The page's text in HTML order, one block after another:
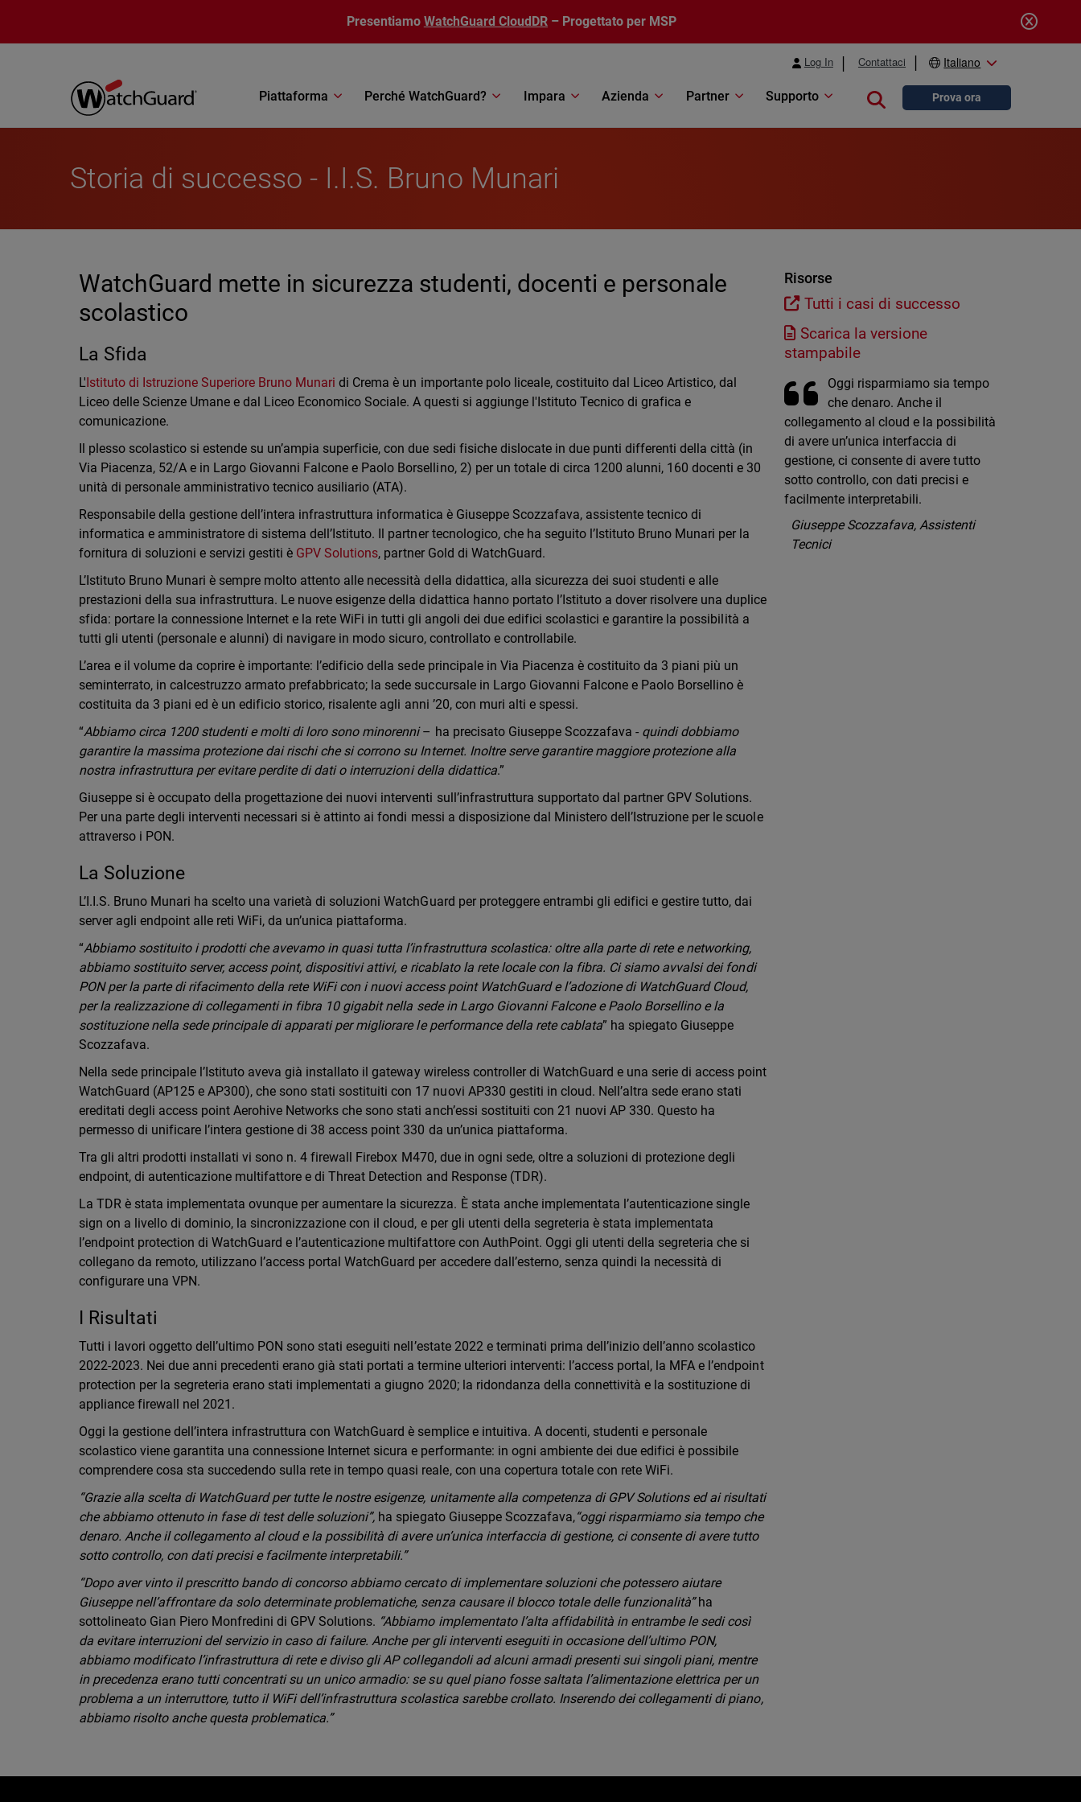
Presentiamo WatchGuard CloudDR – Progettato per MSP
Log In Contattaci Italiano
Piattaforma Perché WatchGuard? Impara Azienda Partner Supporto Close searchProva ora
Storia di successo - I.I.S. Bruno Munari
WatchGuard mette in sicurezza studenti, docenti e personale
scolastico
La Sfida
L'Istituto di Istruzione Superiore Bruno Munari di Crema è un importante polo liceale, costituito dal Liceo Artistico, dal
Liceo delle Scienze Umane e dal Liceo Economico Sociale. A questi si aggiunge l'Istituto Tecnico di grafica e
comunicazione.
Il plesso scolastico si estende su un’ampia superficie, con due sedi fisiche dislocate in due punti differenti della città (in
Via Piacenza, 52/A e in Largo Giovanni Falcone e Paolo Borsellino, 2) per un totale di circa 1200 alunni, 160 docenti e 30
unità di personale amministrativo tecnico ausiliario (ATA).
Responsabile della gestione dell’intera infrastruttura informatica è Giuseppe Scozzafava, assistente tecnico di
informatica e amministratore di sistema dell’Istituto. Il partner tecnologico, che ha seguito l’Istituto Bruno Munari per la
fornitura di soluzioni e servizi gestiti è GPV Solutions, partner Gold di WatchGuard.
L’Istituto Bruno Munari è sempre molto attento alle necessità della didattica, alla sicurezza dei suoi studenti e alle
prestazioni della sua infrastruttura. Le nuove esigenze della didattica hanno portato l’Istituto a dover risolvere una duplice
sfida: portare la connessione Internet e la rete WiFi in tutti gli angoli dei due edifici scolastici e garantire la possibilità a
tutti gli utenti (personale e alunni) di navigare in modo sicuro, controllato e controllabile.
L’area e il volume da coprire è importante: l’edificio della sede principale in Via Piacenza è costituito da 3 piani più un
seminterrato, in calcestruzzo armato prefabbricato; la sede succursale in Largo Giovanni Falcone e Paolo Borsellino è
costituita da 3 piani ed è un edificio storico, risalente agli anni ’20, con muri alti e spessi.
“Abbiamo circa 1200 studenti e molti di loro sono minorenni– ha precisato Giuseppe Scozzafava - quindi dobbiamo
garantire la massima protezione dai rischi che si corrono su Internet. Inoltre serve garantire maggiore protezione alla
nostra infrastruttura per evitare perdite di dati o interruzioni della didattica.”
Giuseppe si è occupato della progettazione dei nuovi interventi sull’infrastruttura supportato dal partner GPV Solutions.
Per una parte degli interventi necessari si è attinto ai fondi messi a disposizione dal Ministero dell’Istruzione per le scuole
attraverso i PON.
La Soluzione
L’I.I.S. Bruno Munari ha scelto una varietà di soluzioni WatchGuard per proteggere entrambi gli edifici e gestire tutto, dai
server agli endpoint alle reti WiFi, da un’unica piattaforma.
“Abbiamo sostituito i prodotti che avevamo in quasi tutta l’infrastruttura scolastica: oltre alla parte di rete e networking,
abbiamo sostituito server, access point, dispositivi attivi, e ricablato la rete locale con la fibra. Ci siamo avvalsi dei fondi
PON per la parte di rifacimento della rete WiFi con i nuovi access point WatchGuard e l’adozione di WatchGuard Cloud,
per la realizzazione di collegamenti in fibra 10 gigabit nella sede in Largo Giovanni Falcone e Paolo Borsellino e la
sostituzione nella sede principale di apparati per migliorare le performance della rete cablata” ha spiegato Giuseppe
Scozzafava.
Nella sede principale l’Istituto aveva già installato il gateway wireless controller di WatchGuard e una serie di access point
WatchGuard (AP125 e AP300), che sono stati sostituiti con 17 nuovi AP330 gestiti in cloud. Nell’altra sede erano stati
ereditati degli access point Aerohive Networks che sono stati anch’essi sostituiti con 21 nuovi AP 330. Questo ha
permesso di unificare l’intera gestione di 38 access point 330 da un’unica piattaforma.
Tra gli altri prodotti installati vi sono n. 4 firewall Firebox M470, due in ogni sede, oltre a soluzioni di protezione degli
endpoint, di autenticazione multifattore e di Threat Detection and Response (TDR).
La TDR è stata implementata ovunque per aumentare la sicurezza. È stata anche implementata l’autenticazione single
sign on a livello di dominio, la sincronizzazione con il cloud, e per gli utenti della segreteria è stata implementata
l’endpoint protection di WatchGuard e l’autenticazione multifattore con AuthPoint. Oggi gli utenti della segreteria che si
collegano da remoto, utilizzano l’access portal WatchGuard per accedere dall’esterno, senza quindi la necessità di
configurare una VPN.
I Risultati
Tutti i lavori oggetto dell’ultimo PON sono stati eseguiti nell’estate 2022 e terminati prima dell’inizio dell’anno scolastico
2022-2023. Nei due anni precedenti erano già stati portati a termine ulteriori interventi: l’access portal, la MFA e l’endpoint
protection per la segreteria erano stati implementati a giugno 2020; la ridondanza della connettività e la sostituzione di
appliance firewall nel 2021.
Oggi la gestione dell’intera infrastruttura con WatchGuard è semplice e intuitiva. A docenti, studenti e personale
scolastico viene garantita una connessione Internet sicura e performante: in ogni ambiente dei due edifici è possibile
comprendere cosa sta succedendo sulla rete in tempo quasi reale, con una copertura totale con rete WiFi.
“Grazie alla scelta di WatchGuard per tutte le nostre esigenze, unitamente alla competenza di GPV Solutions ed ai risultati
che abbiamo ottenuto in fase di test delle soluzioni”, ha spiegato Giuseppe Scozzafava,“oggi risparmiamo sia tempo che
denaro. Anche il collegamento al cloud e la possibilità di avere un’unica interfaccia di gestione, ci consente di avere tutto
sotto controllo, con dati precisi e facilmente interpretabili.”
“Dopo aver vinto il prescritto bando di concorso abbiamo cercato di implementare soluzioni che potessero aiutare
Giuseppe nell’affrontare da solo determinate problematiche, senza causare il blocco totale delle funzionalità”ha
sottolineato Gian Piero Monfredini di GPV Solutions. “Abbiamo implementato l’alta affidabilità in entrambe le sedi così
da evitare interruzioni del servizio in caso di failure. Anche per gli interventi eseguiti in occasione dell’ultimo PON,
abbiamo modificato l’infrastruttura di rete e diviso gli AP collegandoli ad alcuni armadi presenti sui singoli piani, mentre
in precedenza erano tutti concentrati su un unico armadio: se su quel piano fosse saltata l’alimentazione elettrica per un
problema a un interruttore, tutto il WiFi dell’infrastruttura scolastica sarebbe crollato. Inserendo dei collegamenti di piano,
abbiamo risolto anche questa problematica.”
Risorse
Tutti i casi di successo
Scarica la versione
stampabile
Oggi risparmiamo sia tempo
che denaro. Anche il
collegamento al cloud e la possibilità
di avere un’unica interfaccia di
gestione, ci consente di avere tutto
sotto controllo, con dati precisi e
facilmente interpretabili.
Giuseppe Scozzafava, Assistenti
Tecnici